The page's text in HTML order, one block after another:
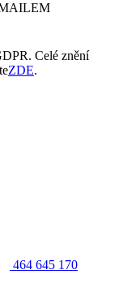
Celé znění
ZDE.
464 645 170